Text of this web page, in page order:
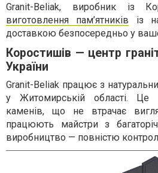
Granit-Beliak, виробник із
виготовлення пам’ятників із
доставкою безпосередньо у
Коростишів — центр
України
Granit-Beliak працює з
у Житомирській області. Це
каменів, що не втрачає
працюють майстри з
виробництво — повністю